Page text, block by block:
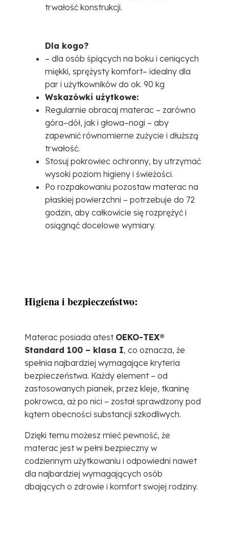
trwałość konstrukcji.
Dla kogo?
– dla osób śpiących na boku i ceniących
miękki, sprężysty komfort– idealny dla
par i użytkowników do ok. 90 kg
Wskazówki użytkowe:
Regularnie obracaj materac – zarówno
góra–dół, jak i głowa–nogi – aby
zapewnić równomierne zużycie i dłuższą
trwałość.
Stosuj pokrowiec ochronny, by utrzymać
wysoki poziom higieny i świeżości.
Po rozpakowaniu pozostaw materac na
płaskiej powierzchni – potrzebuje do 72
godzin, aby całkowicie się rozprężyć i
osiągnąć docelowe wymiary.
Higiena i bezpieczeństwo:
Materac posiada atest OEKO-TEX®
Standard 100 – klasa I, co oznacza, że
spełnia najbardziej wymagające kryteria
bezpieczeństwa. Każdy element – od
zastosowanych pianek, przez kleje, tkaninę
pokrowca, aż po nici – został sprawdzony pod
kątem obecności substancji szkodliwych.
Dzięki temu możesz mieć pewność, że
materac jest w pełni bezpieczny w
codziennym użytkowaniu i odpowiedni nawet
dla najbardziej wymagających osób
dbających o zdrowie i komfort swojej rodziny.